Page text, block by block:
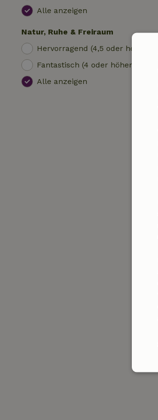
Alle anzeigen
Natur, Ruhe & Freiraum
Hervorragend (4,5 oder höher)
Fantastisch (4 oder höher)
Alle anzeigen